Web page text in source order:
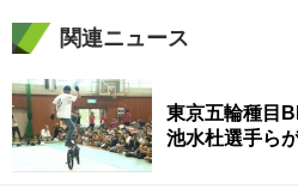
関連ニュース
東京五輪種目
池水杜選手ら